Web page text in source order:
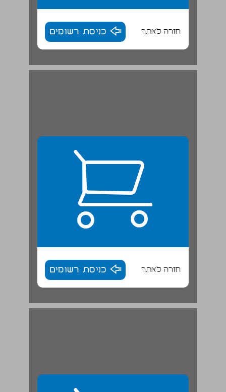
חזרה לאתר כניסת רשומים
חזרה לאתר כניסת רשומים